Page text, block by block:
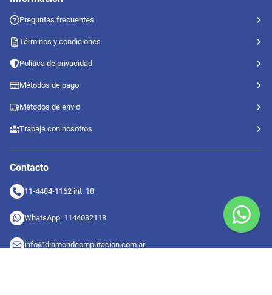
Preguntas frecuentes
Términos y condiciones
Política de privacidad
Métodos de pago
Métodos de envío
Trabaja con nosotros
Contacto
11-4484-1162 int. 18
WhatsApp: 1144082118
info@diamondcomputacion.com.ar